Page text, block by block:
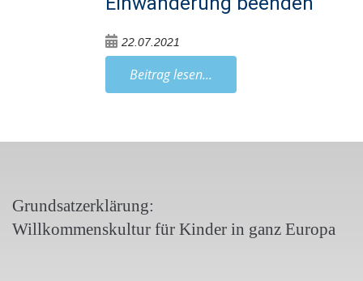
22.07.2021
Beitrag lesen...
Grundsatzerklärung:
Willkommenskultur für Kinder in ganz Europa